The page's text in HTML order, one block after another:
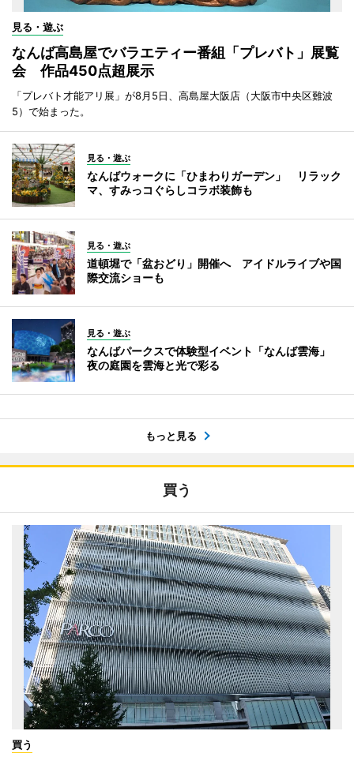
見る・遊ぶ
なんば高島屋でバラエティー番組「プレバト」展覧
会 作品450点超展示
「プレバト才能アリ展」が8月5日、高島屋大阪店（大阪市中央区難波
5）で始まった。
見る・遊ぶ
なんばウォークに「ひまわりガーデン」 リラック
マ、すみっコぐらしコラボ装飾も
見る・遊ぶ
道頓堀で「盆おどり」開催へ アイドルライブや国
際交流ショーも
見る・遊ぶ
なんばパークスで体験型イベント「なんば雲海」
夜の庭園を雲海と光で彩る
もっと見る
買う
買う